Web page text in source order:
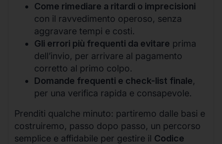
Come rimediare a ritardi o imprecisioni
con il ravvedimento operoso, senza
aggravare tempi e costi.
Gli errori più frequenti da evitare prima
dell’invio, per arrivare al pagamento
corretto al primo colpo.
Domande frequenti e check-list finale,
per una verifica rapida e consapevole.
Prenditi qualche minuto: partiremo dalle basi e
costruiremo, passo dopo passo, un percorso
semplice e affidabile per gestire il Codice